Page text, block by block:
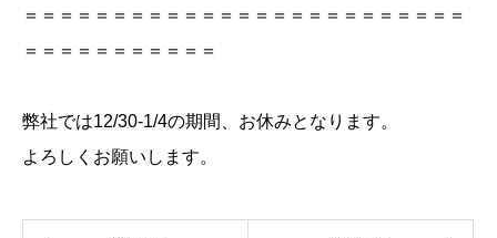
＝＝＝＝＝＝＝＝＝＝＝＝＝＝＝＝＝＝＝＝＝＝＝＝＝
＝＝＝＝＝＝＝＝＝＝＝
弊社では12/30-1/4の期間、お休みとなります。
よろしくお願いします。